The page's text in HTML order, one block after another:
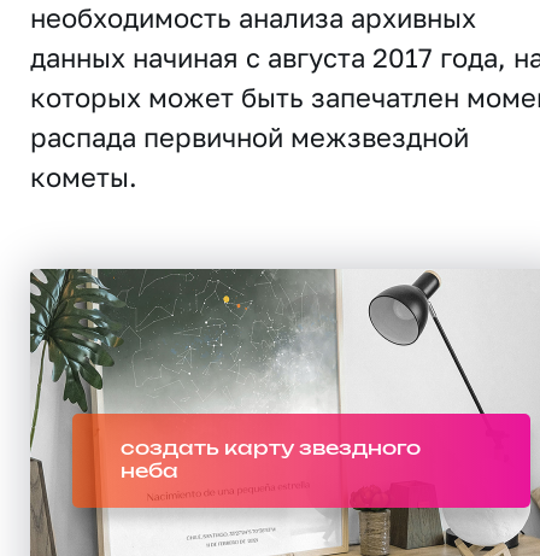
необходимость анализа архивных
данных начиная с августа 2017 года,
которых может быть запечатлен
распада первичной межзвездной
кометы.
создать карту звездного
неба